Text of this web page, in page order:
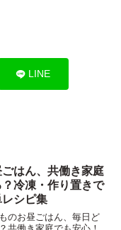
LINE
はん、共働き家庭
冷凍・作り置きで
シピ集
のお昼ごはん、毎日ど